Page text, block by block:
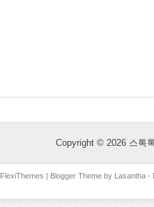
Copyright © 2026 스톡
FlexiThemes | Blogger Theme by Lasantha-